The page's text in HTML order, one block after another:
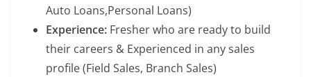
Auto Loans,Personal Loans)
Experience: Fresher who are ready to build
their careers & Experienced in any sales
profile (Field Sales, Branch Sales)